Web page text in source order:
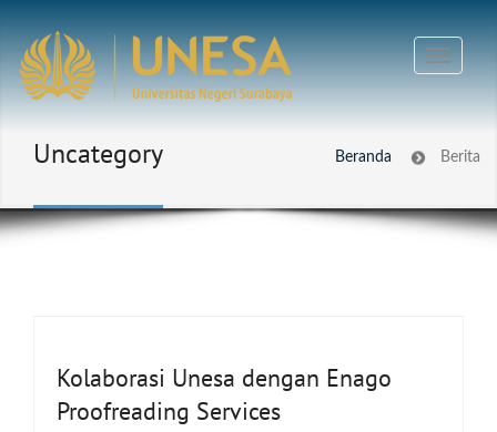
Uncategory Beranda Berita
Kolaborasi Unesa dengan Enago
Proofreading Services